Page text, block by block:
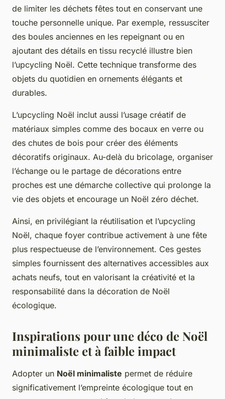
de limiter les déchets fêtes tout en conservant une
touche personnelle unique. Par exemple, ressusciter
des boules anciennes en les repeignant ou en
ajoutant des détails en tissu recyclé illustre bien
l’upcycling Noël. Cette technique transforme des
objets du quotidien en ornements élégants et
durables.
L’upcycling Noël inclut aussi l’usage créatif de
matériaux simples comme des bocaux en verre ou
des chutes de bois pour créer des éléments
décoratifs originaux. Au-delà du bricolage, organiser
l’échange ou le partage de décorations entre
proches est une démarche collective qui prolonge la
vie des objets et encourage un Noël zéro déchet.
Ainsi, en privilégiant la réutilisation et l’upcycling
Noël, chaque foyer contribue activement à une fête
plus respectueuse de l’environnement. Ces gestes
simples fournissent des alternatives accessibles aux
achats neufs, tout en valorisant la créativité et la
responsabilité dans la décoration de Noël
écologique.
Inspirations pour une déco de Noël
minimaliste et à faible impact
Adopter un Noël minimaliste permet de réduire
significativement l’empreinte écologique tout en